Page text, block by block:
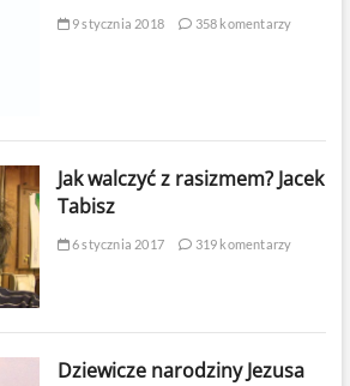
9 stycznia 2018 358 komentarzy
Jak walczyć z rasizmem? Jacek
Tabisz
6 stycznia 2017 319 komentarzy
Dziewicze narodziny Jezusa